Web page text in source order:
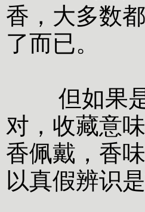
香，大多数
了而已。
但如果是
对，收藏意
香佩戴，香
以真假辨识